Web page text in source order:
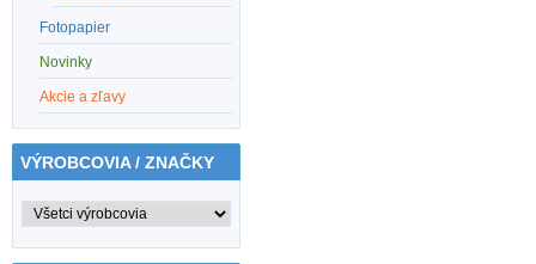
Fotopapier
Novinky
Akcie a zľavy
VÝROBCOVIA / ZNAČKY